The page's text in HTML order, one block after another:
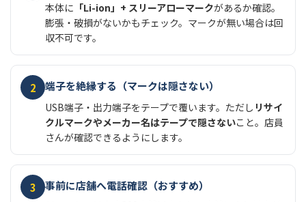
本体に 「Li-ion」+ スリーアローマークがあるか確認。
膨張・破損がないかもチェック。マークが無い場合は回
収不可です。
2 端子を絶縁する（マークは隠さない）
USB端子・出力端子をテープで覆います。ただし リサイ
クルマークやメーカー名はテープで隠さないこと。店員
さんが確認できるようにします。
3 事前に店舗へ電話確認（おすすめ）